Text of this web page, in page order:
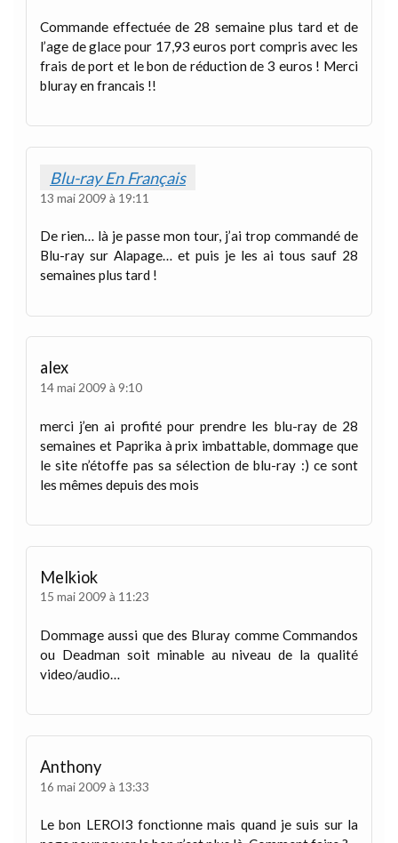
Commande effectuée de 28 semaine plus tard et de
l’age de glace pour 17,93 euros port compris avec les
frais de port et le bon de réduction de 3 euros ! Merci
bluray en francais !!
Blu-ray En Français
13 mai 2009 à 19:11
De rien… là je passe mon tour, j’ai trop commandé de
Blu-ray sur Alapage… et puis je les ai tous sauf 28
semaines plus tard !
alex
14 mai 2009 à 9:10
merci j’en ai profité pour prendre les blu-ray de 28
semaines et Paprika à prix imbattable, dommage que
le site n’étoffe pas sa sélection de blu-ray :) ce sont
les mêmes depuis des mois
Melkiok
15 mai 2009 à 11:23
Dommage aussi que des Bluray comme Commandos
ou Deadman soit minable au niveau de la qualité
video/audio…
Anthony
16 mai 2009 à 13:33
Le bon LEROI3 fonctionne mais quand je suis sur la